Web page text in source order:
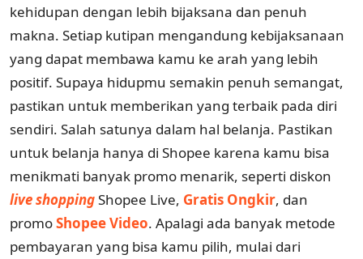
kehidupan dengan lebih bijaksana dan penuh
makna. Setiap kutipan mengandung kebijaksanaan
yang dapat membawa kamu ke arah yang lebih
positif. Supaya hidupmu semakin penuh semangat,
pastikan untuk memberikan yang terbaik pada diri
sendiri. Salah satunya dalam hal belanja. Pastikan
untuk belanja hanya di Shopee karena kamu bisa
menikmati banyak promo menarik, seperti diskon
live shoppingShopee Live, Gratis Ongkir, dan
promoShopee Video. Apalagi ada banyak metode
pembayaran yang bisa kamu pilih, mulai dari